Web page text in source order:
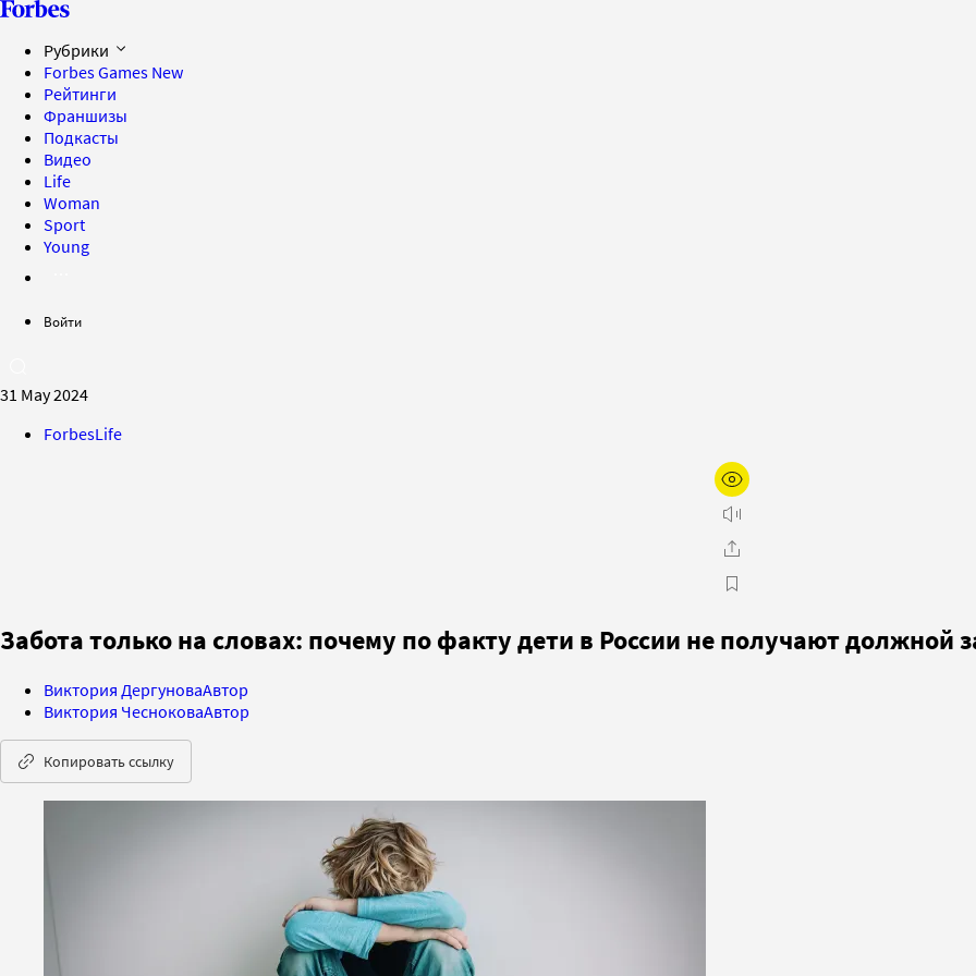
Рубрики
Forbes Games New
Рейтинги
Франшизы
Подкасты
Видео
Life
Woman
Sport
Young
Войти
31 May 2024
ForbesLife
Забота только на словах: почему по факту дети в России не получают должной
Виктория ДергуноваАвтор
Виктория ЧесноковаАвтор
Копировать ссылку